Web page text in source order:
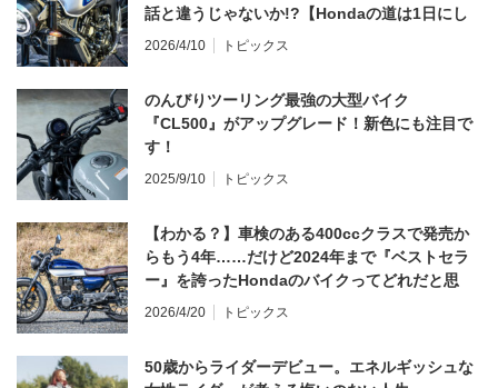
話と違うじゃないか!?【Hondaの道は1日にし
てならず／CB1000F ①第一印象 編】
2026/4/10 トピックス
のんびりツーリング最強の大型バイク
『CL500』がアップグレード！新色にも注目で
す！
2025/9/10 トピックス
【わかる？】車検のある400ccクラスで発売か
らもう4年……だけど2024年まで『ベストセラ
ー』を誇ったHondaのバイクってどれだと思
う？
2026/4/20 トピックス
50歳からライダーデビュー。エネルギッシュな